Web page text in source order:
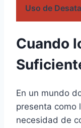
Uso de
Cuando
En un mundo
presenta como
necesidad de